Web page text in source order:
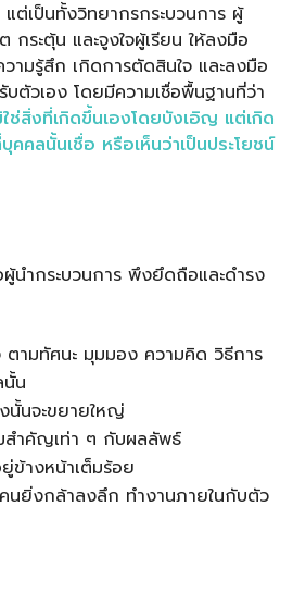
แต่เป็นทั้งวิทยากรกระบวนการ ผู้
กระตุ้น และจูงใจผู้เรียน ให้ลงมือ
ามรู้สึก เกิดการตัดสินใจ และลงมือ
ตัวเอง โดยมีความเชื่อพื้นฐานที่ว่า
สิ่งที่เกิดขึ้นเองโดยบังเอิญ แต่เกิด
คคลนั้นเชื่อ หรือเห็นว่าเป็นประโยชน์
ำกระบวนการ พึงยึดถือและดำรง
ามทัศนะ มุมมอง ความคิด วิธีการ
น
นั้นจะขยายใหญ่
สำคัญเท่า ๆ กับผลลัพธ์
ข้างหน้าเต็มร้อย
ยิ่งกล้าลงลึก ทำงานภายในกับตัว